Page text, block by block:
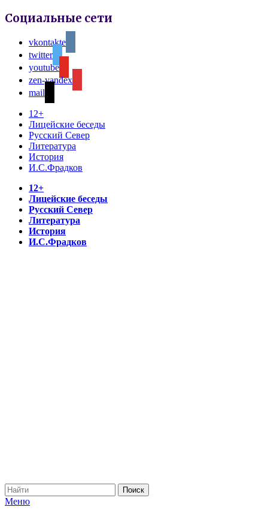
Социальные сети
vkontakte
twitter
youtube
zen-yandex
mail
12+
Лицейские беседы
Русский Север
Литература
История
И.С.Фрадков
12+
Лицейские беседы
Русский Север
Литература
История
И.С.Фрадков
Меню